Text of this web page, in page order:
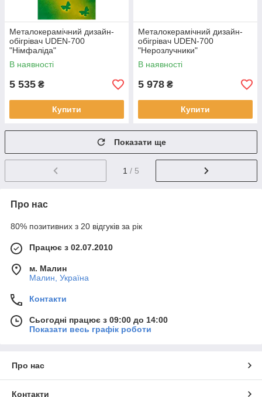
Металокерамічний дизайн-
обігрівач UDEN-700
"Німфаліда"
В наявності
5 535 ₴
Купити
Металокерамічний дизайн-
обігрівач UDEN-700
"Нерозлучники"
В наявності
5 978 ₴
Купити
Показати ще
1 / 5
Про нас
80% позитивних з 20 відгуків за рік
Працює з 02.07.2010
м. Малин
Малин, Україна
Контакти
Сьогодні працює з 09:00 до 14:00
Показати весь графік роботи
Про нас
Контакти